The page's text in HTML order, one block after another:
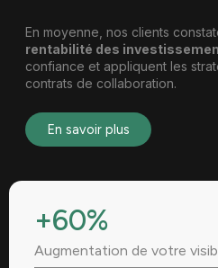
En moyenne, nos clients
rentabilité des
confiance et appliquent les
contrats de collaboration.
En savoir plus
+60%
Augmentation de votre